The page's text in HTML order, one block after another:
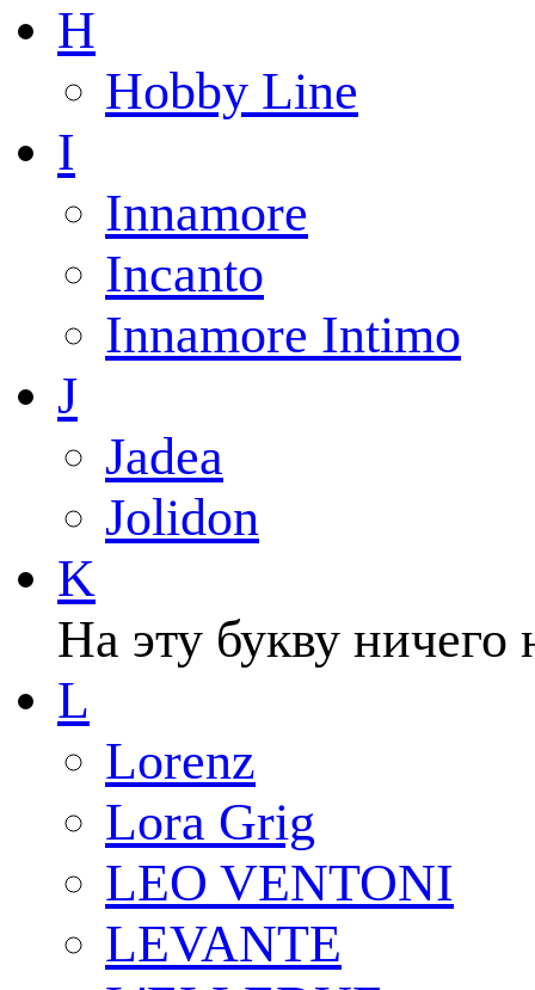
H
Hobby Line
I
Innamore
Incanto
Innamore Intimo
J
Jadea
Jolidon
K
На эту букву ничего
L
Lorenz
Lora Grig
LEO VENTONI
LEVANTE